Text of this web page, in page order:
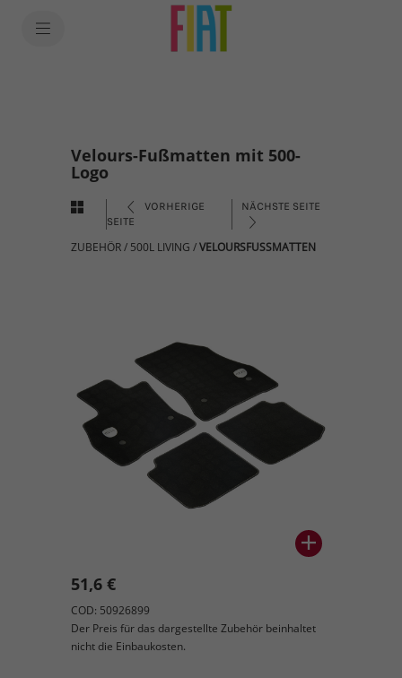
Velours-Fußmatten mit 500-
Logo
VORHERIGE
SEITE
NÄCHSTE SEITE
ZUBEHÖR/ 500L LIVING /VELOURSFUSSMATTEN
51,6 €
COD: 50926899
Der Preis für das dargestellte Zubehör beinhaltet
nicht die Einbaukosten.